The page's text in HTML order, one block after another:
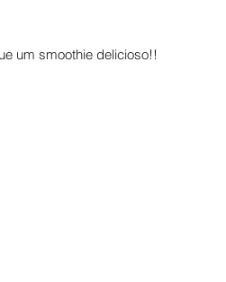
um smoothie delicioso!!